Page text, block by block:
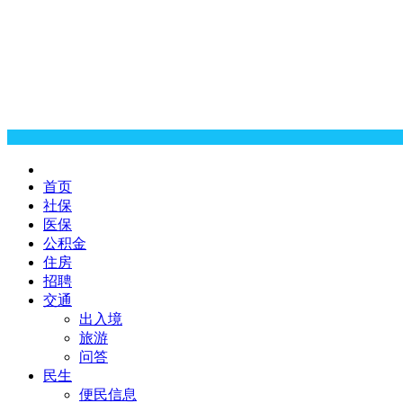
首页
社保
医保
公积金
住房
招聘
交通
出入境
旅游
问答
民生
便民信息